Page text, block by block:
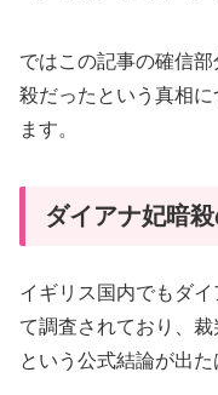
ではこの記事の確信
殺だったという真相
ます。
ダイアナ妃暗
イギリス国内でもダ
て調査されており、裁
という公式結論が出た